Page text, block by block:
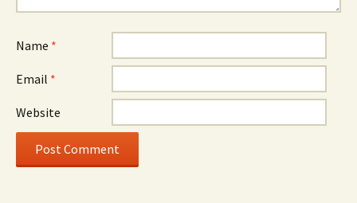
Name *
Email *
Website